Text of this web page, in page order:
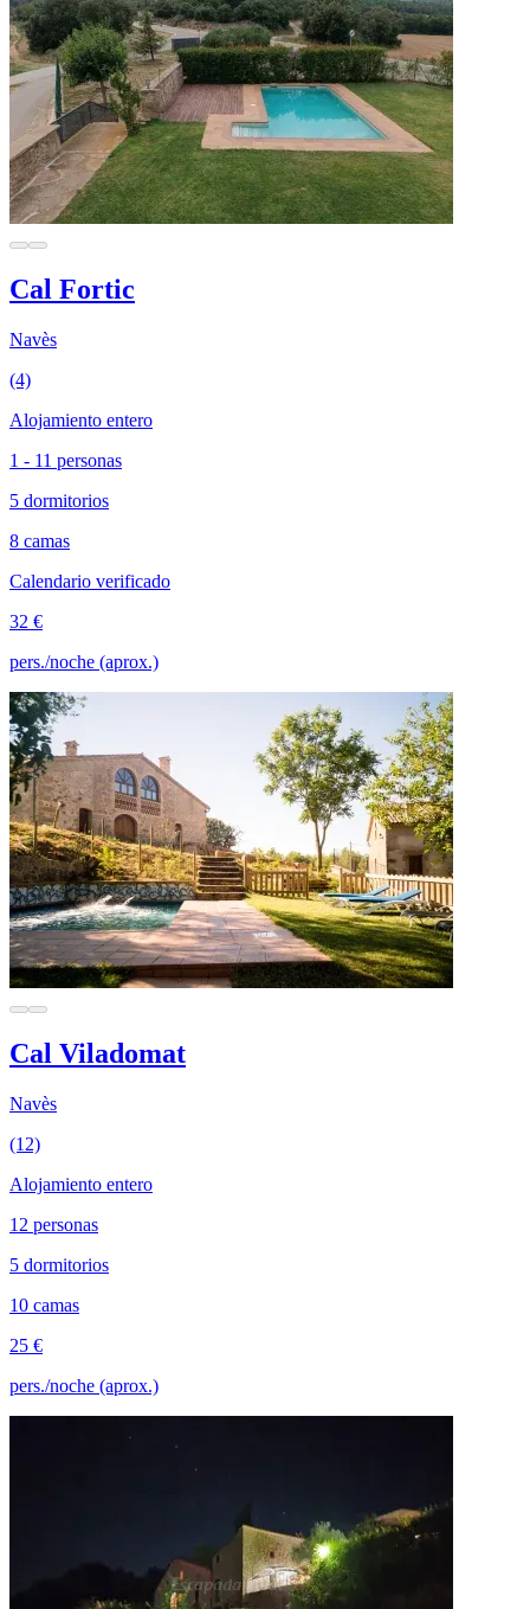
Cal Fortic
Navès
(4)
Alojamiento entero
1 - 11 personas
5 dormitorios
8 camas
Calendario verificado
32 €
pers./noche (aprox.)
Cal Viladomat
Navès
(12)
Alojamiento entero
12 personas
5 dormitorios
10 camas
25 €
pers./noche (aprox.)